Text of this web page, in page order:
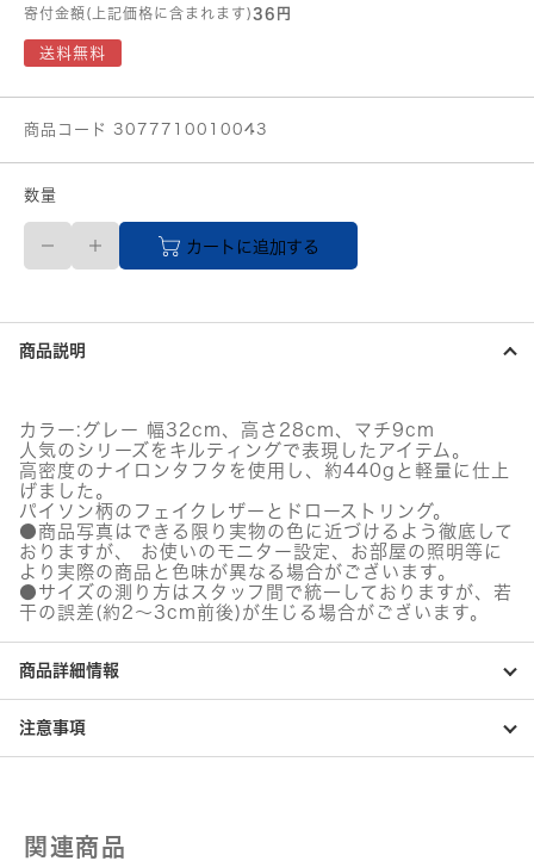
寄付金額(上記価格に含まれます) 36円
送料無料
商品コード 3077710010043
数量
LA
BAGAGERIE
ド
ー
ス
ト
グ
×
キ
ル
ト
2WAY
ト
ー
ト
S
サ
イ
ズ
グ
レ
カートに追加する
商品説明
カラー:グレー 幅32cm、高さ28cm、マチ9cm
人気のシリーズをキルティングで表現したアイテム。
高密度のナイロンタフタを使用し、約440gと軽量に仕上
げました。
パイソン柄のフェイクレザーとドローストリング。
●商品写真はできる限り実物の色に近づけるよう徹底して
おりますが、 お使いのモニター設定、お部屋の照明等に
より実際の商品と色味が異なる場合がございます。
●サイズの測り方はスタッフ間で統一しておりますが、若
干の誤差(約2～3cm前後)が生じる場合がございます。
商品詳細情報
注意事項
関連商品